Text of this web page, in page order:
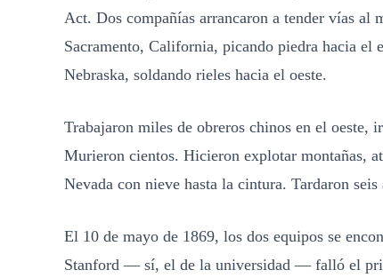
Act. Dos compañías arrancaron a tender vías al
Sacramento, California, picando piedra hacia el
Nebraska, soldando rieles hacia el oeste.
Trabajaron miles de obreros chinos en el oeste,
Murieron cientos. Hicieron explotar montañas,
Nevada con nieve hasta la cintura. Tardaron seis
El 10 de mayo de 1869, los dos equipos se
Stanford — sí, el de la universidad — falló el